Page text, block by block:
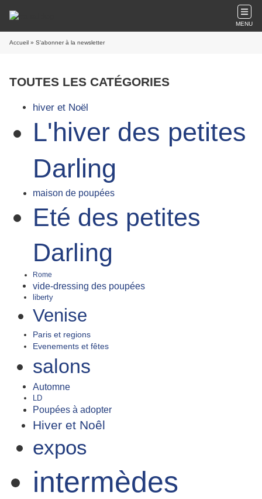
MENU
Accueil » S'abonner à la newsletter
TOUTES LES CATÉGORIES
hiver et Noël
L'hiver des petites
Darling
maison de poupées
Eté des petites
Darling
Rome
vide-dressing des poupées
liberty
Venise
Paris et regions
Evenements et fêtes
salons
Automne
LD
Poupées à adopter
Hiver et Noêl
expos
intermèdes